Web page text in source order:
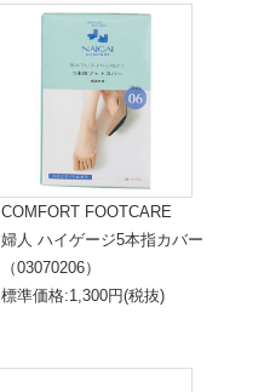
COMFORT FOOTCARE
婦人 ハイゲージ5本指カバー
（03070206）
標準価格:1,300円(税抜)